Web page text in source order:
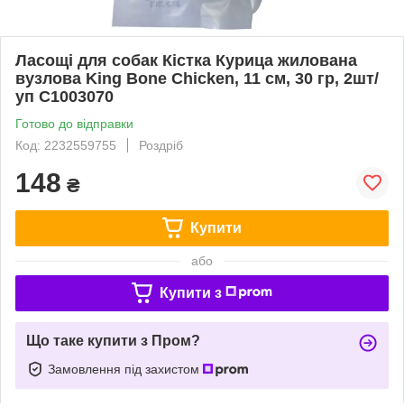
Ласощі для собак Кістка Курица жилована
вузлова King Bone Chicken, 11 см, 30 гр, 2шт/
уп C1003070
Готово до відправки
Код: 2232559755
Роздріб
148 ₴
Купити
або
Купити з
Що таке купити з Пром?
Замовлення під захистом